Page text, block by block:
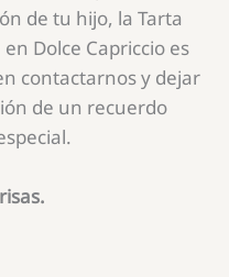
de tu hijo, la Tarta
en Dolce Capriccio es
contactarnos y dejar
de un recuerdo